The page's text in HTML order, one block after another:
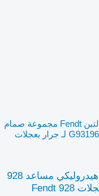
عجلة مشط التبن Fendt مجموعة صمام
هيدروليكي مساعد 928 G931962020170، G9319620 لـ جرار بعجلات
عجلة مشط التبن Fendt مجموعة صمام هيدروليكي مساعد 928